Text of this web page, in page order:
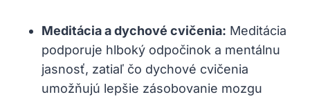
Meditácia a dychové cvičenia: Meditácia
podporuje hlboký odpočinok a mentálnu
jasnosť, zatiaľ čo dychové cvičenia
umožňujú lepšie zásobovanie mozgu